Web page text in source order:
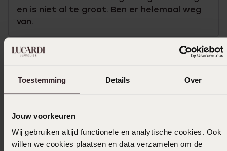
Toestemming Details Over
Jouw voorkeuren
Wij gebruiken altijd functionele en analytische cookies. Ook
willen we cookies plaatsen en data verzamelen om de
en is niet al te groot. Ben er helemaal weg
van.
Heb een omruilen gedaan. Maar je moet
ALTIJD bij betalen. Hoe dan?
12-02-2026 - Jack